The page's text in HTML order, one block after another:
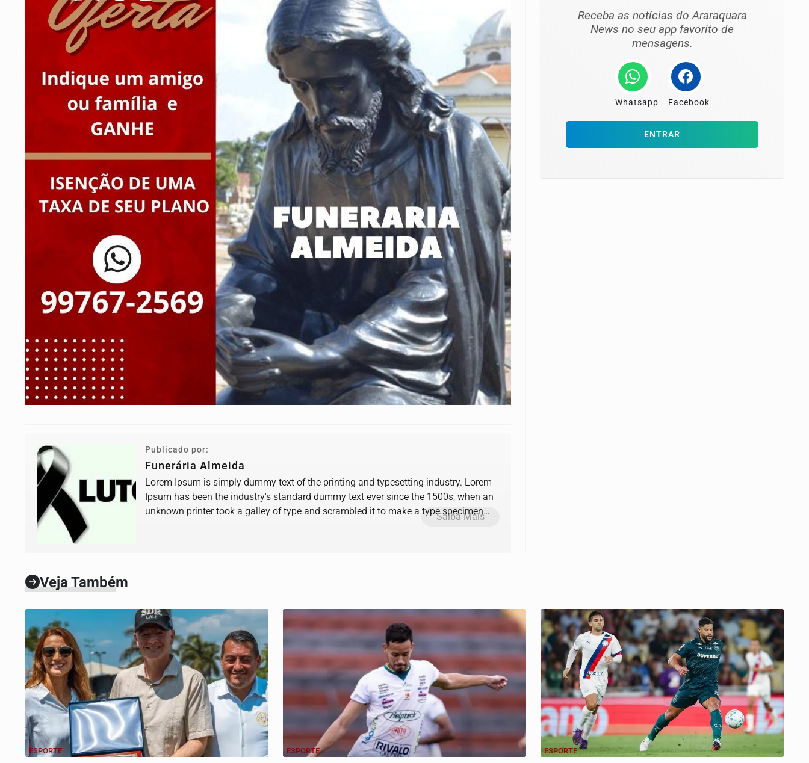
Publicado por:
Funerária Almeida
Lorem Ipsum is simply dummy text of the printing and typesetting industry. Lorem
Ipsum has been the industry's standard dummy text ever since the 1500s, when an
unknown printer took a galley of type and scrambled it to make a type specimen
Saiba Mais
Receba as notícias do Araraquara
News no seu app favorito de
mensagens.
Whatsapp Facebook
ENTRAR
Veja Também
ESPORTE ESPORTE ESPORTE